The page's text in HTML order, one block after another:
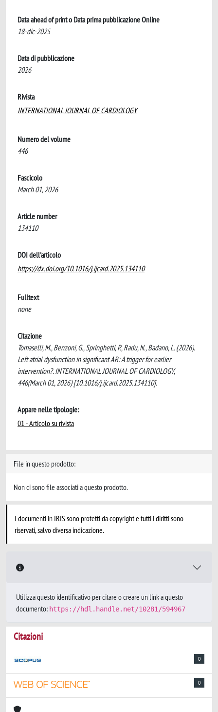
Data ahead of print o Data prima pubblicazione Online
18-dic-2025
Data di pubblicazione
2026
Rivista
INTERNATIONAL JOURNAL OF CARDIOLOGY
Numero del volume
446
Fascicolo
March 01, 2026
Article number
134110
DOI dell'articolo
https://dx.doi.org/10.1016/j.ijcard.2025.134110
Fulltext
none
Citazione
Tomaselli, M., Benzoni, G., Springhetti, P., Radu, N., Badano, L. (2026).
Left atrial dysfunction in significant AR: A trigger for earlier
intervention?. INTERNATIONAL JOURNAL OF CARDIOLOGY,
446(March 01, 2026) [10.1016/j.ijcard.2025.134110].
Appare nelle tipologie:
01 - Articolo su rivista
File in questo prodotto:
Non ci sono file associati a questo prodotto.
I documenti in IRIS sono protetti da copyright e tutti i diritti sono
riservati, salvo diversa indicazione.
Utilizza questo identificativo per citare o creare un link a questo
documento: https://hdl.handle.net/10281/594967
Citazioni
0
0